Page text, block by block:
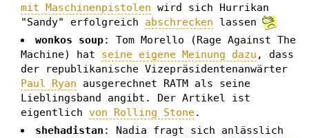
mit Maschinenpistolen wird sich Hurrikan
"Sandy" erfolgreich abschrecken lassen
wonkos soup: Tom Morello (Rage Against The
Machine) hat seine eigene Meinung dazu , dass
der republikanische Vizepräsidentenanwärter
Paul Ryan ausgerechnet RATM als seine
Lieblingsband angibt. Der Artikel ist
eigentlich von Rolling Stone.
shehadistan : Nadia fragt sich anlässlich